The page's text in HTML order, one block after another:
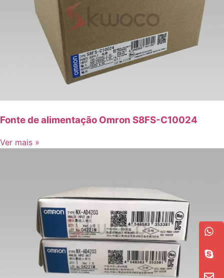
Fonte de alimentação Omron S8FS-C10024
Ver mais »